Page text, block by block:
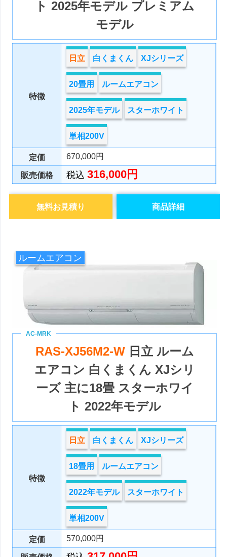
ト 2025年モデル プレミアム
モデル
特徴
日立 白くまくん XJシリーズ
20畳用 ルームエアコン
2025年モデル スターホワイト
単相200V
定価 670,000円
販売価格 税込316,000円
商品詳細
無料お見積り
ルームエアコン
RAS-XJ56M2-W 日立 ルーム
エアコン 白くまくん XJシリ
ーズ 主に18畳 スターホワイ
ト 2022年モデル
特徴
日立 白くまくん XJシリーズ
18畳用 ルームエアコン
2022年モデル スターホワイト
単相200V
定価 570,000円